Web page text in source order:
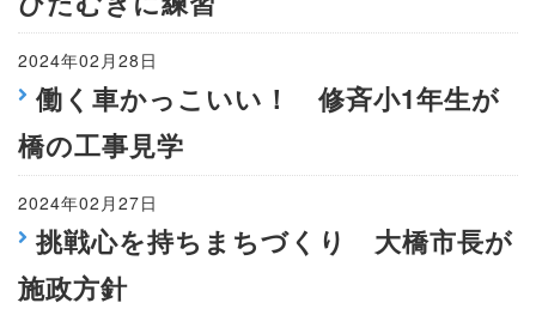
2024年02月28日
働く車かっこいい！ 修斉小1年生が
橋の工事見学
2024年02月27日
挑戦心を持ちまちづくり 大橋市長が
施政方針